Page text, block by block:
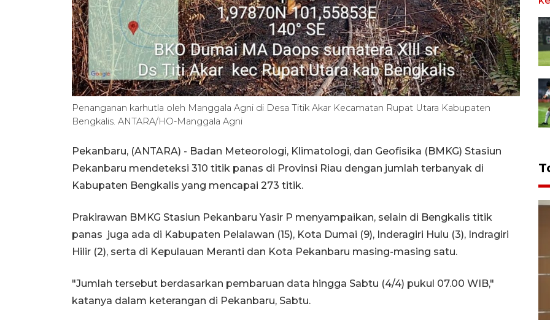
Penanganan karhutla oleh Manggala Agni di Desa Titik Akar Kecamatan Rupat Utara Kabupaten
Bengkalis. ANTARA/HO-Manggala Agni
Pekanbaru, (ANTARA) - Badan Meteorologi, Klimatologi, dan Geofisika (BMKG) Stasiun
Pekanbaru mendeteksi 310 titik panas di Provinsi Riau dengan jumlah terbanyak di
Kabupaten Bengkalis yang mencapai 273 titik.
Prakirawan BMKG Stasiun Pekanbaru Yasir P menyampaikan, selain di Bengkalis titik
panas juga ada di Kabupaten Pelalawan (15), Kota Dumai (9), Inderagiri Hulu (3), Indragiri
Hilir (2), serta di Kepulauan Meranti dan Kota Pekanbaru masing-masing satu.
"Jumlah tersebut berdasarkan pembaruan data hingga Sabtu (4/4) pukul 07.00 WIB,"
katanya dalam keterangan di Pekanbaru, Sabtu.